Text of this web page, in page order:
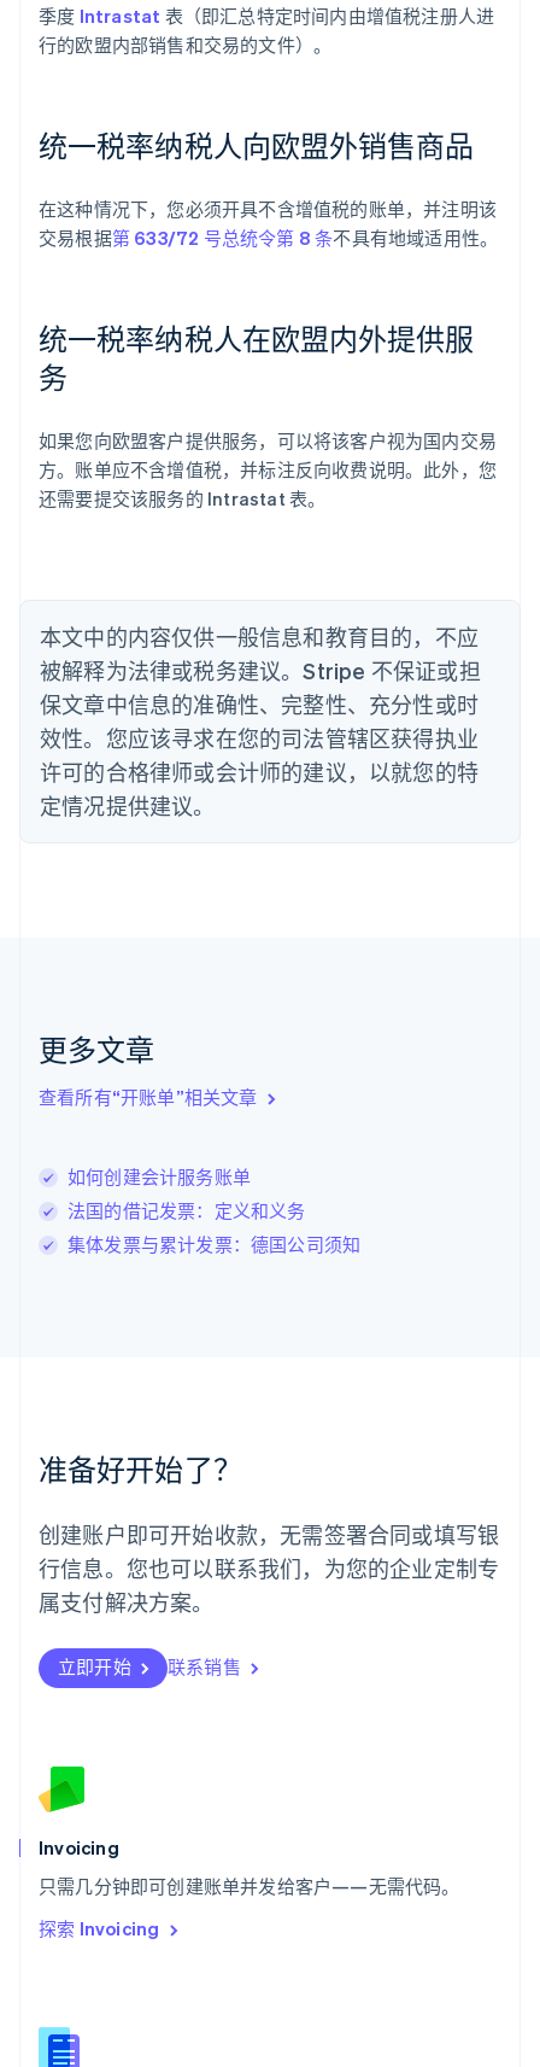
季度 Intrastat 表（即汇总特定时间内由增值税注册人进
行的欧盟内部销售和交易的文件）。
统一税率纳税人向欧盟外销售商品
在这种情况下，您必须开具不含增值税的账单，并注明该
交易根据第 633/72 号总统令第 8 条不具有地域适用性。
统一税率纳税人在欧盟内外提供服
务
如果您向欧盟客户提供服务，可以将该客户视为国内交易
方。账单应不含增值税，并标注反向收费说明。此外，您
还需要提交该服务的 Intrastat 表。
本文中的内容仅供一般信息和教育目的，不应
被解释为法律或税务建议。Stripe 不保证或担
保文章中信息的准确性、完整性、充分性或时
效性。您应该寻求在您的司法管辖区获得执业
许可的合格律师或会计师的建议，以就您的特
定情况提供建议。
更多文章
查看所有“开账单”相关文章
如何创建会计服务账单
法国的借记发票：定义和义务
集体发票与累计发票：德国公司须知
准备好开始了？
创建账户即可开始收款，无需签署合同或填写银
行信息。您也可以联系我们，为您的企业定制专
属支付解决方案。
立即开始 联系销售
Invoicing
只需几分钟即可创建账单并发给客户——无需代码。
探索 Invoicing
爱尔兰
English
DeutschEnglish
PortuguêsEnglish
保加利亚
English
比利时
丹麦
English
德国
DeutschEnglish
法国
Français English
芬兰
English Svenska
荷兰
立陶宛
列支敦士登
FrançaisDeutschEnglish
罗马尼亚
English
马尔他
English
葡萄牙
日本
日本語 English
瑞典
SvenskaEnglish
Deutsch FrançaisItaliano English
塞浦路斯
English
ไทยEnglish
希腊
English
西班牙
新西兰
English